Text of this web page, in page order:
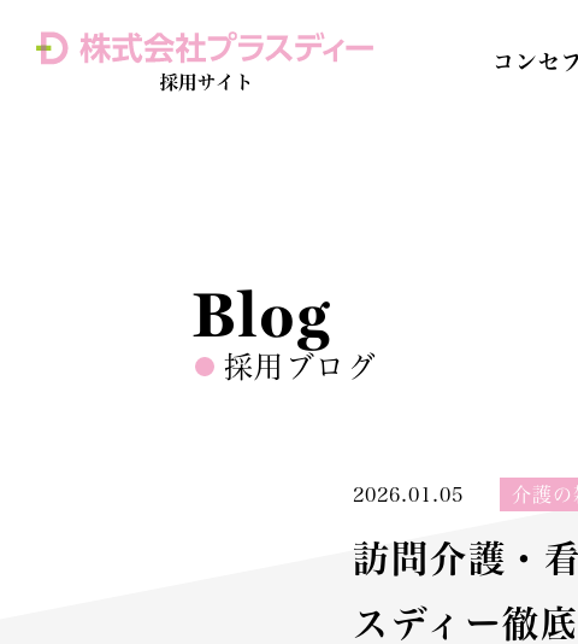
コンセ
Blog
採用ブログ
2026.01.05 介護の
訪問介護・
スディー徹